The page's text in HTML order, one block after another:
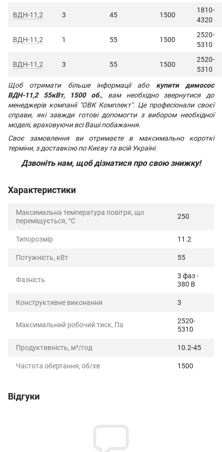
ВДН-11,2 3 45 1500
1810-
4320
ВДН-11,2 1 55 1500
2520-
5310
ВДН-11,2 3 55 1500
2520-
5310
Щоб отримати більше інформації або купити димосос
ВДН-11,2 55кВт, 1500 об., вам необхідно звернутися до
менеджерів компанії "ОВК Комплект". Це професіонали своєї
справи, які завжди готові допомогти з вибором необхідної
моделі, враховуючи всі Ваші побажання.
Своє замовлення ви отримаєте в максимально короткі
терміни, з доставкою по Києву та всій Україні.
Дзвоніть нам, щоб дізнатися про свою знижку!
Характеристики
Максимальна температура повітря, що
переміщується, °C
250
Типорозмір 11.2
Потужність, кВт 55
Фазність
3 фаз -
380 В
Конструктивне виконання 3
Максимальний робочий тиск, Па
2520-
5310
Продуктивність, м³/год 10.2-45
Частота обертання, об/хв 1500
Відгуки